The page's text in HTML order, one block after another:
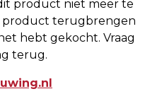
product niet meer te
terugbrengen
hebt gekocht. Vraag
terug.